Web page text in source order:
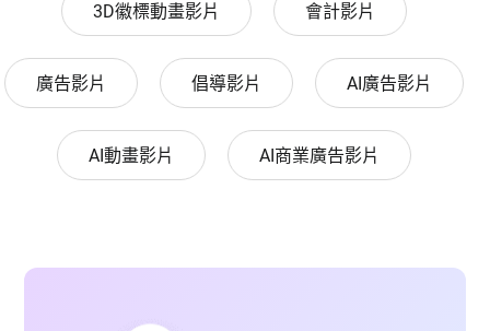
3D徽標動畫影片 會計影片
廣告影片 倡導影片 AI廣告影片
AI動畫影片 AI商業廣告影片